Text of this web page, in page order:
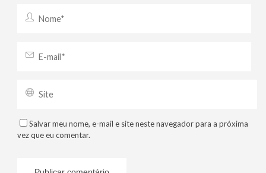
Salvar meu nome, e-mail e site neste navegador para a próxima
vez que eu comentar.